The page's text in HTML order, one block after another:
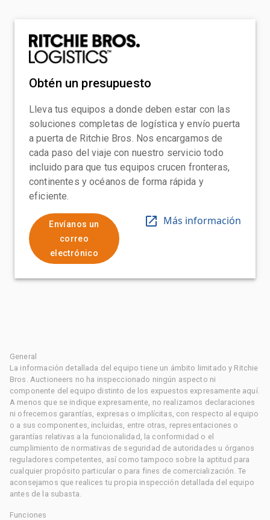
Obtén un presupuesto
Lleva tus equipos a donde deben estar con las
soluciones completas de logística y envío puerta
a puerta de Ritchie Bros. Nos encargamos de
cada paso del viaje con nuestro servicio todo
incluido para que tus equipos crucen fronteras,
continentes y océanos de forma rápida y
eficiente.
Envíanos un
correo
electrónico
Más información
General
La información detallada del equipo tiene un ámbito limitado y Ritchie
Bros. Auctioneers no ha inspeccionado ningún aspecto ni
componente del equipo distinto de los expuestos expresamente aquí.
A menos que se indique expresamente, no realizamos declaraciones
ni ofrecemos garantías, expresas o implícitas, con respecto al equipo
o a sus componentes, incluidas, entre otras, representaciones o
garantías relativas a la funcionalidad, la conformidad o el
cumplimiento de normativas de seguridad de autoridades u órganos
reguladores competentes, así como tampoco sobre la aptitud para
cualquier propósito particular o para fines de comercialización. Te
aconsejamos que realices tu propia inspección detallada del equipo
antes de la subasta.
Funciones